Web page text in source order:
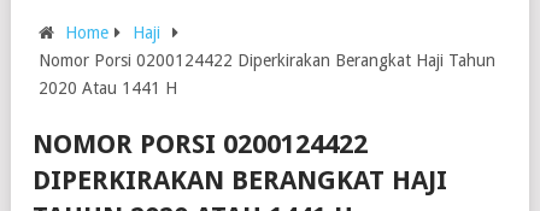
Home
Haji
Nomor Porsi 0200124422 Diperkirakan Berangkat Haji Tahun
2020 Atau 1441 H
NOMOR PORSI 0200124422
DIPERKIRAKAN BERANGKAT HAJI